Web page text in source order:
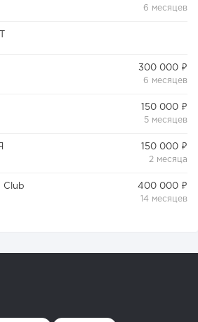
6 месяцев
300 000 ₽
6 месяцев
150 000 ₽
5 месяцев
150 000 ₽
2 месяца
Club
400 000 ₽
14 месяцев